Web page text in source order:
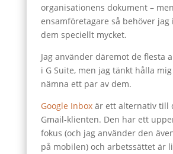
organisationens dokument –
ensamföretagare så behöver jag
dem speciellt mycket.
Jag använder däremot de flesta
i G Suite, men jag tänkt hålla
nämna ett par av dem.
Google Inboxär ett alternativ till
Gmail-klienten. Den har ett
fokus (och jag använder den
på mobilen) och arbetssättet är